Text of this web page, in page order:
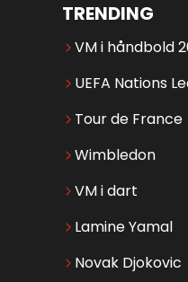
TRENDING
VM i håndbold
UEFA Nations
Tour de France
Wimbledon
VM i dart
Lamine Yamal
Novak Djokovic